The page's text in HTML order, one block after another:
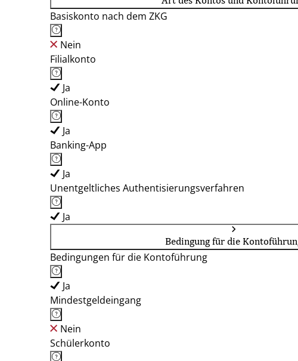
Basiskonto nach dem ZKG
Nein
Filialkonto
Ja
Online-Konto
Ja
Banking-App
Ja
Unentgeltliches Authentisierungsverfahren
Ja
Bedingung für die
Bedingungen für die Kontoführung
Ja
Mindestgeldeingang
Nein
Schülerkonto